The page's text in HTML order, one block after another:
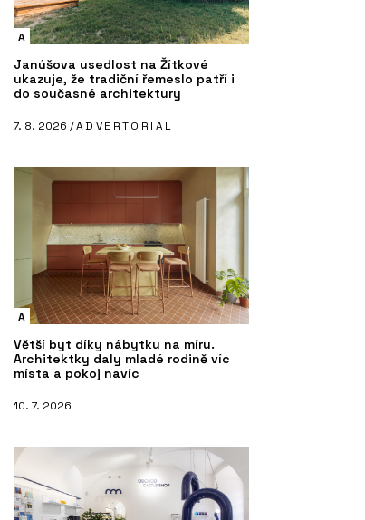
A
Janúšova usedlost na Žítkové
ukazuje, že tradiční řemeslo patří i
do současné architektury
7. 8. 2026 /ADVERTORIAL
A
Větší byt díky nábytku na míru.
Architektky daly mladé rodině víc
místa a pokoj navíc
10. 7. 2026